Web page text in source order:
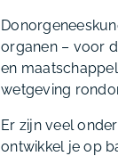
organen – voor
en
wetgeving
Er zijn veel
ontwikkel je op